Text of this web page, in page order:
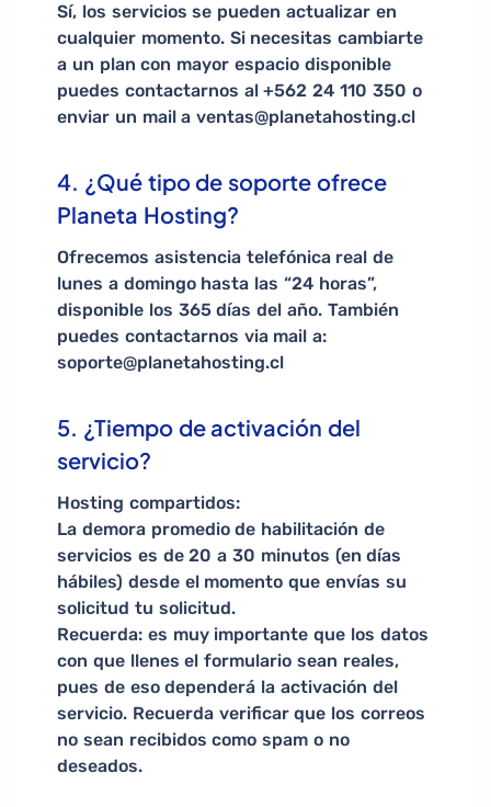
Sí, los servicios se pueden actualizar en
cualquier momento. Si necesitas cambiarte
a un plan con mayor espacio disponible
puedes contactarnos al +562 24 110 350 o
enviar un mail a ventas@planetahosting.cl
4. ¿Qué tipo de soporte ofrece
Planeta Hosting?
Ofrecemos asistencia telefónica real de
lunes a domingo hasta las “24 horas”,
disponible los 365 días del año. También
puedes contactarnos via mail a:
soporte@planetahosting.cl
5. ¿Tiempo de activación del
servicio?
Hosting compartidos:
La demora promedio de habilitación de
servicios es de 20 a 30 minutos (en días
hábiles) desde el momento que envías su
solicitud tu solicitud.
Recuerda: es muy importante que los datos
con que llenes el formulario sean reales,
pues de eso dependerá la activación del
servicio. Recuerda verificar que los correos
no sean recibidos como spam o no
deseados.